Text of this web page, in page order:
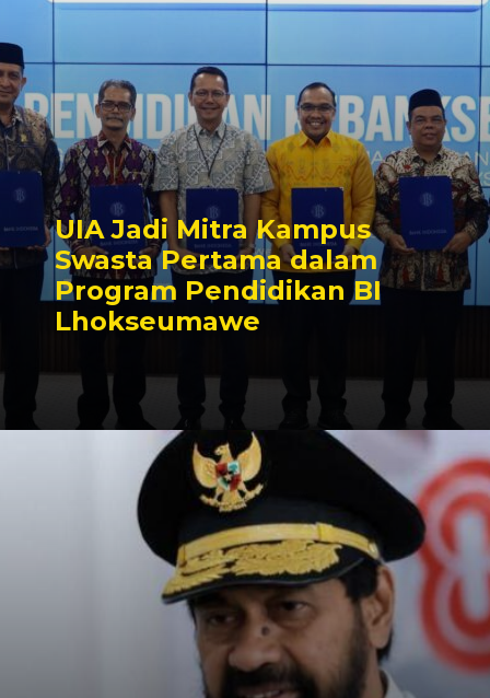
UIA Jadi Mitra Kampus
Swasta Pertama dalam
Program Pendidikan BI
Lhokseumawe